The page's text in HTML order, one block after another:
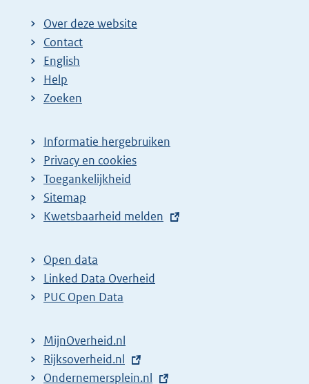
Over deze website
Contact
English
Help
Zoeken
Informatie hergebruiken
Privacy en cookies
Toegankelijkheid
Sitemap
E
t
e
r
l
i
Kwetsbaarheid melden
Open data
Linked Data Overheid
PUC Open Data
MijnOverheid.nl
E
x
Rijksoverheid.nl
E
Ondernemersplein.nl